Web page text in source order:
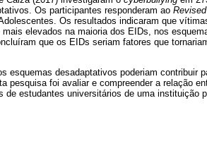
Os participantes responderam ao
Os resultados indicaram que
elevados na maioria dos EIDs, nos
que os EIDs seriam fatores que
esquemas desadaptativos poderiam contribuir
pesquisa foi avaliar e compreender a relação
de estudantes universitários de uma instituição